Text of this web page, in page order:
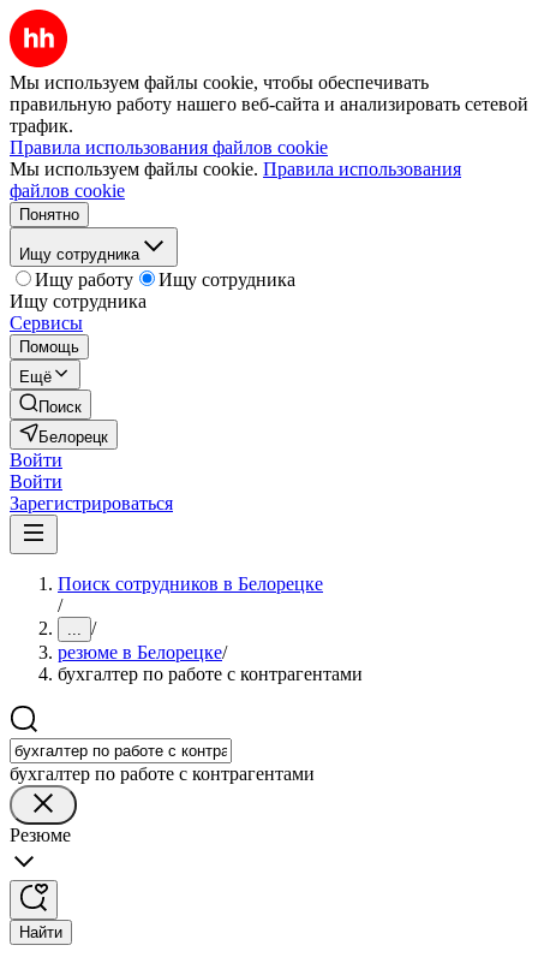
Мы используем файлы cookie, чтобы обеспечивать
правильную работу нашего веб-сайта и анализировать сетевой
трафик.
Правила использования файлов cookie
Мы используем файлы cookie. Правила использования
файлов cookie
Понятно
Ищу сотрудника
Ищу работу
Ищу сотрудника
Ищу сотрудника
Сервисы
Помощь
Ещё
Поиск
Белорецк
Войти
Войти
Зарегистрироваться
Поиск сотрудников в Белорецке
/
... /
резюме в Белорецке/
бухгалтер по работе с контрагентами
бухгалтер по работе с контрагентами
Резюме
Найти